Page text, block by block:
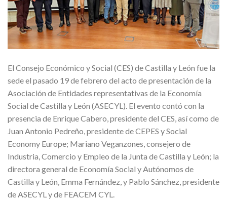
El Consejo Económico y Social (CES) de Castilla y León fue la
sede el pasado 19 de febrero del acto de presentación de la
Asociación de Entidades representativas de la Economía
Social de Castilla y León (ASECYL). El evento contó con la
presencia de Enrique Cabero, presidente del CES, así como de
Juan Antonio Pedreño, presidente de CEPES y Social
Economy Europe; Mariano Veganzones, consejero de
Industria, Comercio y Empleo de la Junta de Castilla y León; la
directora general de Economía Social y Autónomos de
Castilla y León, Emma Fernández, y Pablo Sánchez, presidente
de ASECYL y de FEACEM CYL.